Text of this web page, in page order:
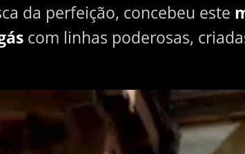
da perfeição, concebeu este
com linhas poderosas,